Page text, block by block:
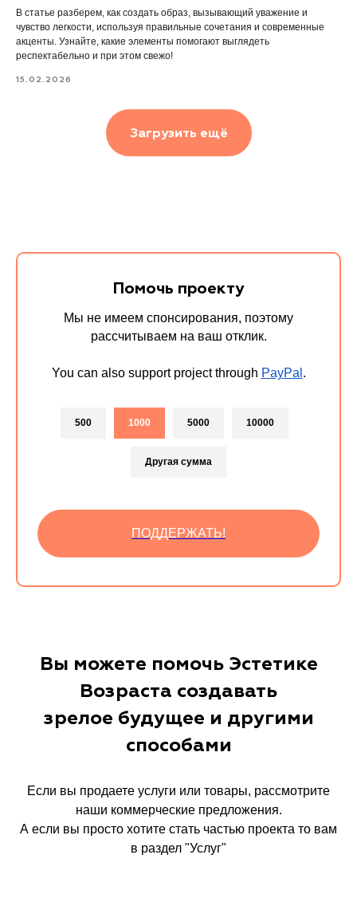
В статье разберем, как создать образ, вызывающий уважение и
чувство легкости, используя правильные сочетания и современные
акценты. Узнайте, какие элементы помогают выглядеть
респектабельно и при этом свежо!
15.02.2026
Загрузить ещё
Помочь проекту
Мы не имеем спонсирования, поэтому
рассчитываем на ваш отклик.
You can also support project through PayPal .
500 1000 5000 10000
Другая сумма
ПОДДЕРЖАТЬ!
Вы можете помочь Эстетике
Возраста создавать
зрелое будущее и другими
способами
Если вы продаете услуги или товары, рассмотрите
наши коммерческие предложения.
А если вы просто хотите стать частью проекта то вам
в раздел "Услуг"